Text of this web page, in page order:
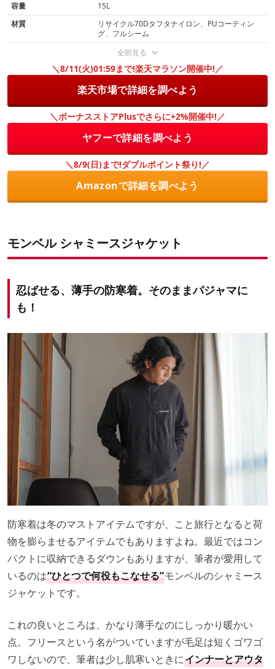
容量
15L
材質
リサイクル70Dタフタナイロン、PUコーティン
グ、フルシーム
全部見る
＼8/11(火)01:59まで!楽天マラソン開催中!／
楽天市場で詳細を調べよう
＼ボーナスストアPlusでさらに+2%開催中!／
ヤフーで詳細を調べよう
＼8/9(日)まで!ダブルポイント祭り!／
Amazonで詳細を調べよう
モンベル シャミースジャケット
忍ばせる、薄手の防寒着。そのままパジャマに
も！
防寒着は冬のマストアイテムですが、こと旅行となると荷
物を膨らませるアイテムでもありますよね。最近ではコン
パクトに収納できるダウンもありますが、筆者が愛用して
いるのは“ひとつで何役もこなせる”モンベルのシャミース
ジャケットです。
これの良いところは、かなり薄手なのにしっかり暖かい
点。フリースという名がついていますが毛足は短くゴワゴ
ワしないので、筆者は少し肌寒いときにインナーとアウタ